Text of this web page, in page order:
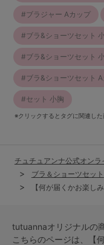
ブラジャー Aカップ
ブラ&ショーツセット
ブラ&ショーツセット
ブラ&ショーツセット
セット 小胸
※クリックするとタグに関連し
チュチュアンナ公式オンラ
ブラ＆ショーツセット
【何が届くかお楽し
tutuannaオリジナルの
こちらのページは、【